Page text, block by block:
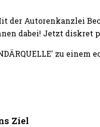
der Autorenkanzlei
dabei! Jetzt diskret
zu
Ziel